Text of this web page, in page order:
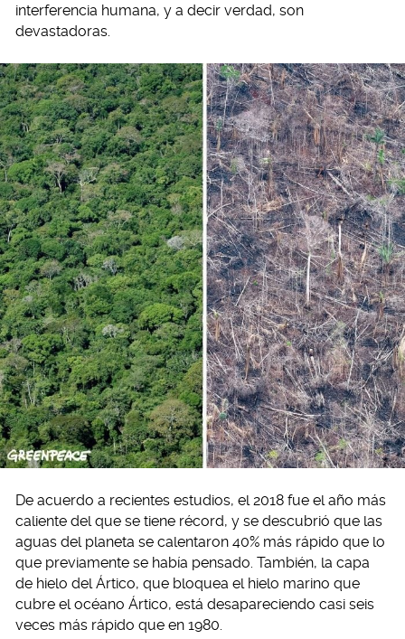
interferencia humana, y a decir verdad, son
devastadoras.
De acuerdo a recientes estudios, el 2018 fue el año más
caliente del que se tiene récord, y se descubrió que las
aguas del planeta se calentaron 40% más rápido que lo
que previamente se había pensado. También, la capa
de hielo del Ártico, que bloquea el hielo marino que
cubre el océano Ártico, está desapareciendo casi seis
veces más rápido que en 1980.